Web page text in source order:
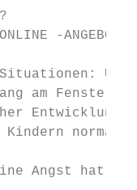
-ANGEBOT
am
normal-
Angst hat